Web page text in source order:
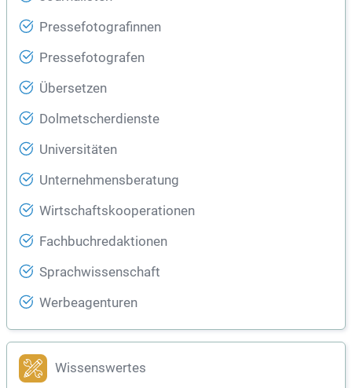
Pressefotografinnen
Pressefotografen
Übersetzen
Dolmetscherdienste
Universitäten
Unternehmensberatung
Wirtschaftskooperationen
Fachbuchredaktionen
Sprachwissenschaft
Werbeagenturen
Wissenswertes